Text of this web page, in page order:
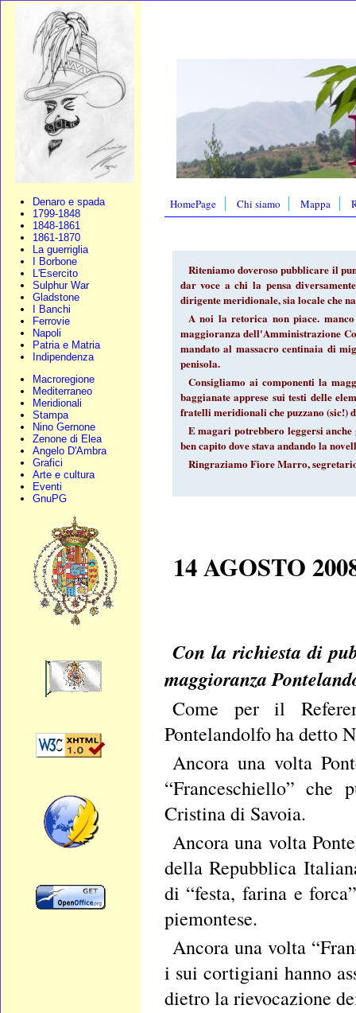
Denaro e spada
1799-1848
1848-1861
1861-1870
La guerriglia
I Borbone
L'Esercito
Sulphur War
Gladstone
I Banchi
Ferrovie
Napoli
Patria e Matria
Indipendenza
Macroregione
Mediterraneo
Meridionali
Stampa
Nino Gernone
Zenone di Elea
Angelo D'Ambra
Grafici
Arte e cultura
Eventi
GnuPG
HomePage Chi siamo Mappa
Riteniamo doveroso pubblicare il
dar voce a chi la pensa
dirigente meridionale, sia locale che
A noi la retorica non piace.
maggioranza dell'Amministrazione
mandato al massacro centinaia di
penisola.
Consigliamo ai componenti la
baggianate apprese sui testi delle
fratelli meridionali che puzzano (sic!)
E magari potrebbero leggersi
ben capito dove stava andando la
Ringraziamo Fiore Marro,
14 AGOSTO
Con la richiesta di
maggioranza
Come per il
Pontelandolfo ha detto
Ancora una volta
“Franceschiello” che
Cristina di Savoia.
Ancora una volta
della Repubblica
di “festa, farina e
piemontese.
Ancora una volta
i sui cortigiani hanno
dietro la rievocazione